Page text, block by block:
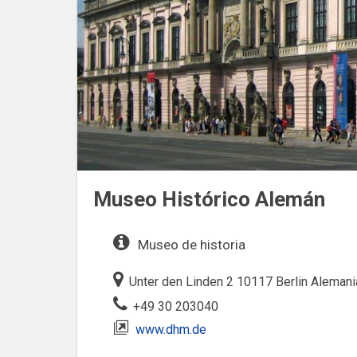
Museo Histórico Alemán
Museo de historia
Unter den Linden 2 10117 Berlin
+49 30 203040
www.dhm.de